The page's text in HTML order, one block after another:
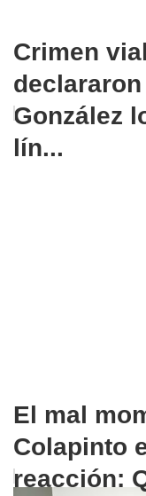
Crimen
González
lín...
El mal
Colapinto
reacción: